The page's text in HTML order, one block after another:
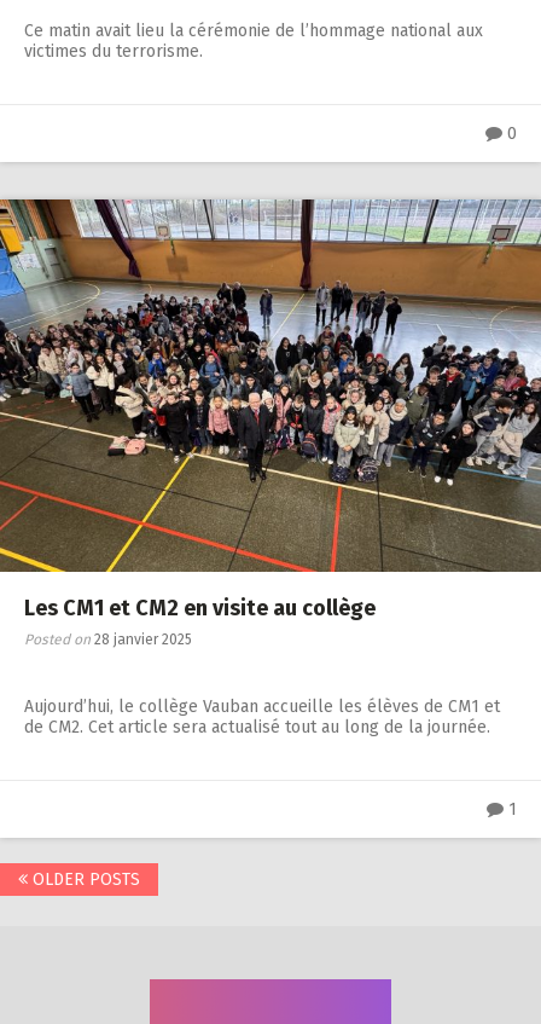
Ce matin avait lieu la cérémonie de l’hommage national aux
victimes du terrorisme.
0
Les CM1 et CM2 en visite au collège
Posted on 28 janvier 2025
Aujourd’hui, le collège Vauban accueille les élèves de CM1 et
de CM2. Cet article sera actualisé tout au long de la journée.
1
Posts
navigation
OLDER POSTS